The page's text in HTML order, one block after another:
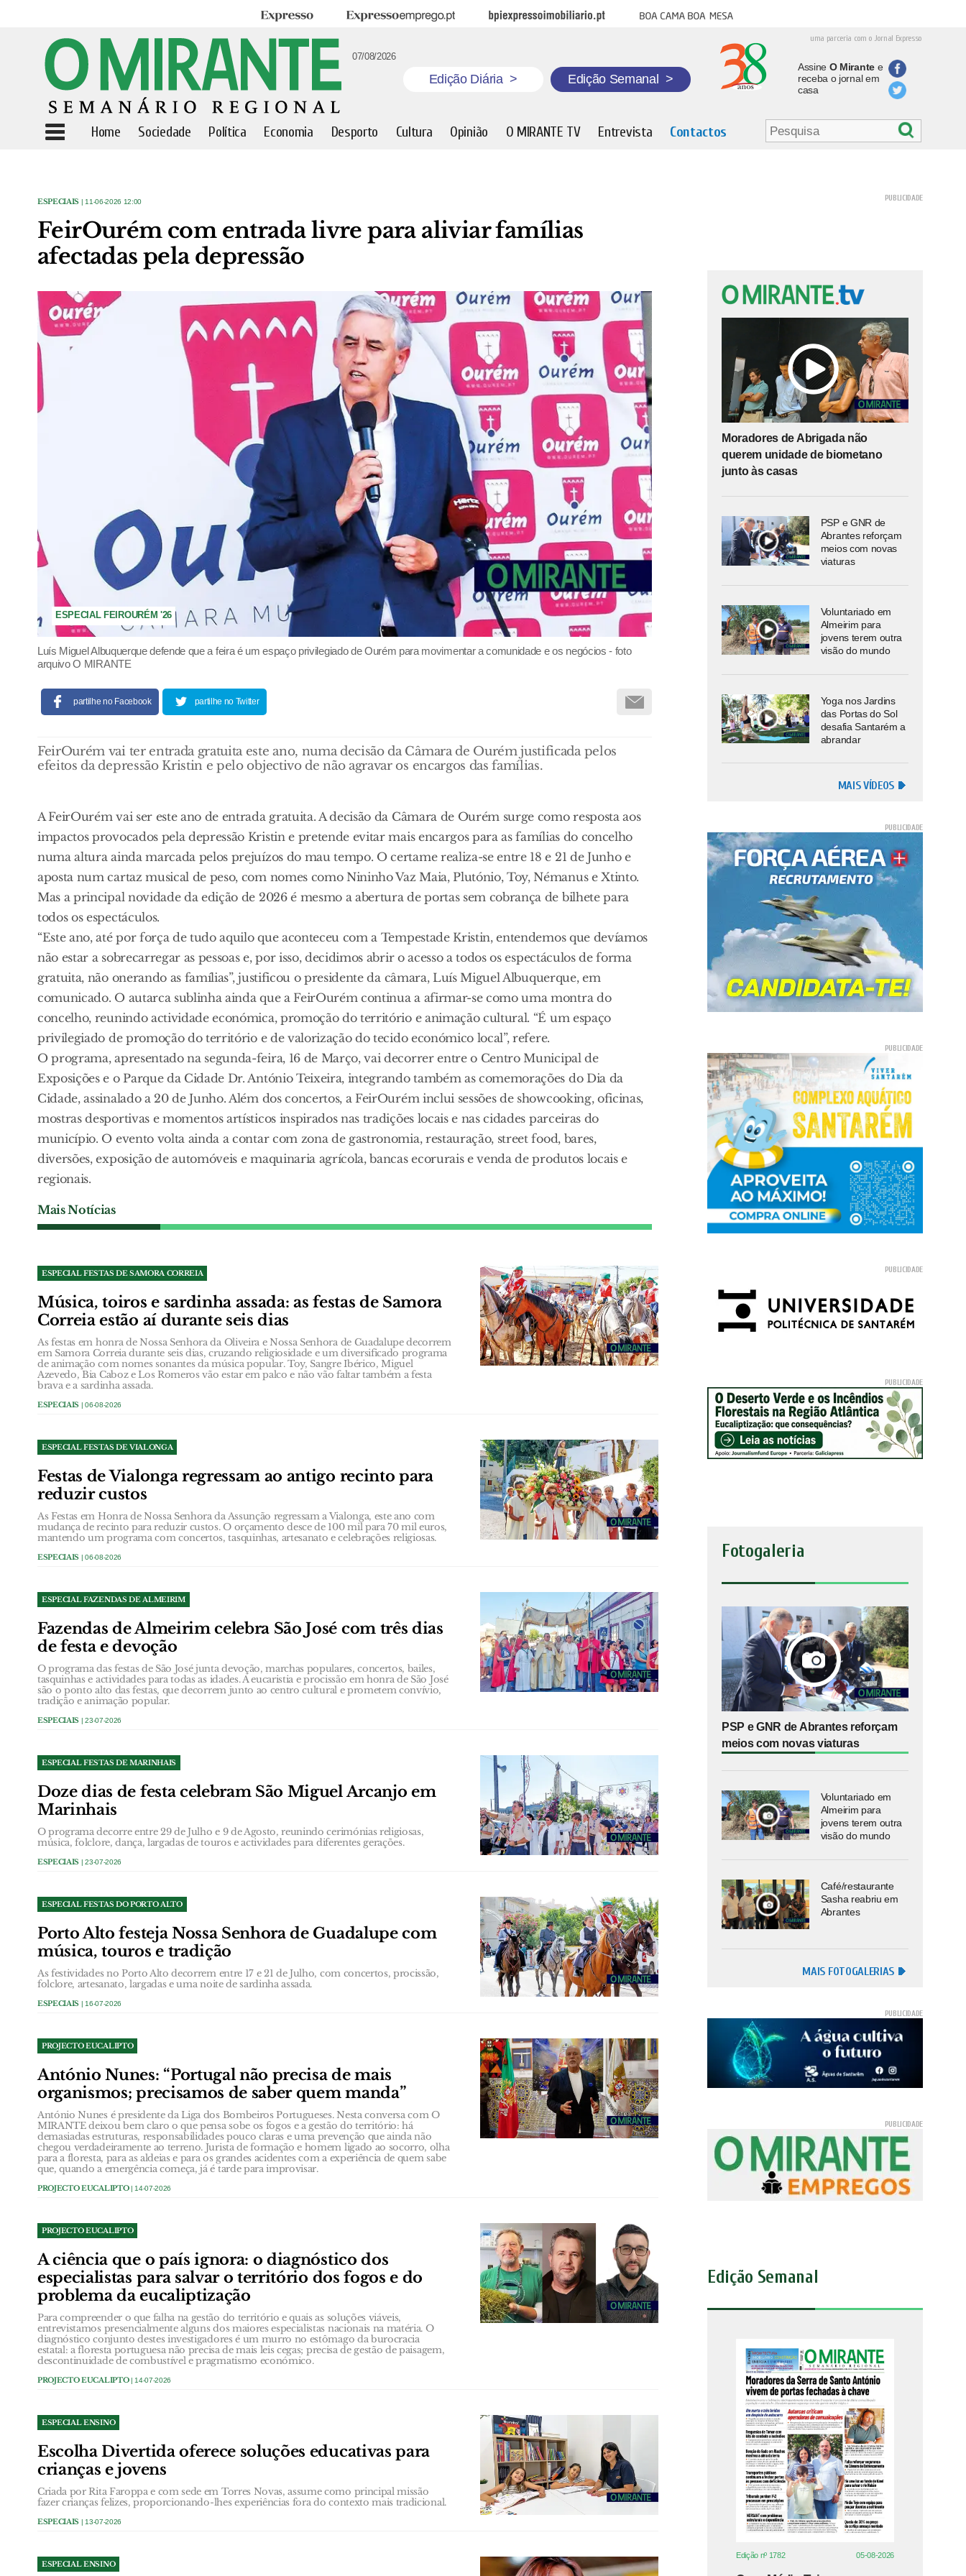
Expresso Expresso Emprego BPI Expresso Imobiliário Boa cama boa mesa
uma parceria com o Jornal Expresso
07/08/2026
Edição Diária > Edição Semanal >
Assine O Mirantee
receba o jornal em
casa
Home Sociedade Política Economia Desporto Cultura Opinião O MIRANTE TV Entrevista Contactos
ESPECIAIS | 11-06-2026 12:00
FeirOurém com entrada livre para aliviar famílias
afectadas pela depressão
ESPECIAL FEIROURÉM '26
Luís Miguel Albuquerque defende que a feira é um espaço privilegiado de Ourém para movimentar a comunidade e os negócios - foto
arquivo O MIRANTE
partilhe no Facebook partilhe no Twitter
FeirOurém vai ter entrada gratuita este ano, numa decisão da Câmara de Ourém justificada pelos
efeitos da depressão Kristin e pelo objectivo de não agravar os encargos das famílias.
A FeirOurém vai ser este ano de entrada gratuita. A decisão da Câmara de Ourém surge como resposta aos
impactos provocados pela depressão Kristin e pretende evitar mais encargos para as famílias do concelho
numa altura ainda marcada pelos prejuízos do mau tempo. O certame realiza-se entre 18 e 21 de Junho e
aposta num cartaz musical de peso, com nomes como Nininho Vaz Maia, Plutónio, Toy, Némanus e Xtinto.
Mas a principal novidade da edição de 2026 é mesmo a abertura de portas sem cobrança de bilhete para
todos os espectáculos.
“Este ano, até por força de tudo aquilo que aconteceu com a Tempestade Kristin, entendemos que devíamos
não estar a sobrecarregar as pessoas e, por isso, decidimos abrir o acesso a todos os espectáculos de forma
gratuita, não onerando as famílias”, justificou o presidente da câmara, Luís Miguel Albuquerque, em
comunicado. O autarca sublinha ainda que a FeirOurém continua a afirmar-se como uma montra do
concelho, reunindo actividade económica, promoção do território e animação cultural. “É um espaço
privilegiado de promoção do território e de valorização do tecido económico local”, refere.
O programa, apresentado na segunda-feira, 16 de Março, vai decorrer entre o Centro Municipal de
Exposições e o Parque da Cidade Dr. António Teixeira, integrando também as comemorações do Dia da
Cidade, assinalado a 20 de Junho. Além dos concertos, a FeirOurém inclui sessões de showcooking, oficinas,
mostras desportivas e momentos artísticos inspirados nas tradições locais e nas cidades parceiras do
município. O evento volta ainda a contar com zona de gastronomia, restauração, street food, bares,
diversões, exposição de automóveis e maquinaria agrícola, bancas ecorurais e venda de produtos locais e
regionais.
Mais Notícias
ESPECIAL FESTAS DE SAMORA CORREIA
Música, toiros e sardinha assada: as festas de Samora
Correia estão aí durante seis dias
As festas em honra de Nossa Senhora da Oliveira e Nossa Senhora de Guadalupe decorrem
em Samora Correia durante seis dias, cruzando religiosidade e um diversificado programa
de animação com nomes sonantes da música popular. Toy, Sangre Ibérico, Miguel
Azevedo, Bia Caboz e Los Romeros vão estar em palco e não vão faltar também a festa
brava e a sardinha assada.
ESPECIAIS | 06-08-2026
ESPECIAL FESTAS DE VIALONGA
Festas de Vialonga regressam ao antigo recinto para
reduzir custos
As Festas em Honra de Nossa Senhora da Assunção regressam a Vialonga, este ano com
mudança de recinto para reduzir custos. O orçamento desce de 100 mil para 70 mil euros,
mantendo um programa com concertos, tasquinhas, artesanato e celebrações religiosas.
ESPECIAIS | 06-08-2026
ESPECIAL FAZENDAS DE ALMEIRIM
Fazendas de Almeirim celebra São José com três dias
de festa e devoção
O programa das festas de São José junta devoção, marchas populares, concertos, bailes,
tasquinhas e actividades para todas as idades. A eucaristia e procissão em honra de São José
são o ponto alto das festas, que decorrem junto ao centro cultural e prometem convívio,
tradição e animação popular.
ESPECIAIS | 23-07-2026
ESPECIAL FESTAS DE MARINHAIS
Doze dias de festa celebram São Miguel Arcanjo em
Marinhais
O programa decorre entre 29 de Julho e 9 de Agosto, reunindo cerimónias religiosas,
música, folclore, dança, largadas de touros e actividades para diferentes gerações.
ESPECIAIS | 23-07-2026
ESPECIAL FESTAS DO PORTO ALTO
Porto Alto festeja Nossa Senhora de Guadalupe com
música, touros e tradição
As festividades no Porto Alto decorrem entre 17 e 21 de Julho, com concertos, procissão,
folclore, artesanato, largadas e uma noite de sardinha assada.
ESPECIAIS | 16-07-2026
PROJECTO EUCALIPTO
António Nunes: “Portugal não precisa de mais
organismos; precisamos de saber quem manda”
António Nunes é presidente da Liga dos Bombeiros Portugueses. Nesta conversa com O
MIRANTE deixou bem claro o que pensa sobe os fogos e a gestão do território: há
demasiadas estruturas, responsabilidades pouco claras e uma prevenção que ainda não
chegou verdadeiramente ao terreno. Jurista de formação e homem ligado ao socorro, olha
para a floresta, para as aldeias e para os grandes acidentes com a experiência de quem sabe
que, quando a emergência começa, já é tarde para improvisar.
PROJECTO EUCALIPTO| 14-07-2026
PROJECTO EUCALIPTO
A ciência que o país ignora: o diagnóstico dos
especialistas para salvar o território dos fogos e do
problema da eucaliptização
Para compreender o que falha na gestão do território e quais as soluções viáveis,
entrevistamos presencialmente alguns dos maiores especialistas nacionais na matéria. O
diagnóstico conjunto destes investigadores é um murro no estômago da burocracia
estatal: a floresta portuguesa não precisa de mais leis cegas; precisa de gestão de paisagem,
descontinuidade de combustível e pragmatismo económico.
PROJECTO EUCALIPTO| 14-07-2026
ESPECIAL ENSINO
Escolha Divertida oferece soluções educativas para
crianças e jovens
Criada por Rita Faroppa e com sede em Torres Novas, assume como principal missão
fazer crianças felizes, proporcionando-lhes experiências fora do contexto mais tradicional.
ESPECIAIS | 13-07-2026
ESPECIAL ENSINO
Moradores de Abrigada não
querem unidade de biometano
junto às casas
PSP e GNR de
Abrantes reforçam
meios com novas
viaturas
Voluntariado em
Almeirim para
jovens terem outra
visão do mundo
Yoga nos Jardins
das Portas do Sol
desafia Santarém a
abrandar
MAIS VÍDEOS
Fotogaleria
PSP e GNR de Abrantes reforçam
meios com novas viaturas
Voluntariado em
Almeirim para
jovens terem outra
visão do mundo
Café/restaurante
Sasha reabriu em
Abrantes
MAIS FOTOGALERIAS
Edição Semanal
Edição nº 1782 05-08-2026